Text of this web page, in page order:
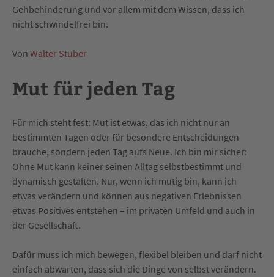
Gehbehinderung und vor allem mit dem Wissen, dass ich
nicht schwindelfrei bin.
Von Walter Stuber
Mut für jeden Tag
Für mich steht fest: Mut ist etwas, das ich nicht nur an
bestimmten Tagen oder für besondere Entscheidungen
brauche, sondern jeden Tag aufs Neue. Ich bin mir sicher:
Ohne Mut kann keiner seinen Alltag selbstbestimmt und
dynamisch gestalten. Nur, wenn ich mutig bin, kann ich
etwas verändern und können aus negativen Erlebnissen
etwas Positives entstehen – im privaten Umfeld und auch in
der Gesellschaft.
Dafür muss ich mich bewegen, flexibel bleiben und darf nicht
einfach abwarten, dass sich die Dinge von selbst verändern.